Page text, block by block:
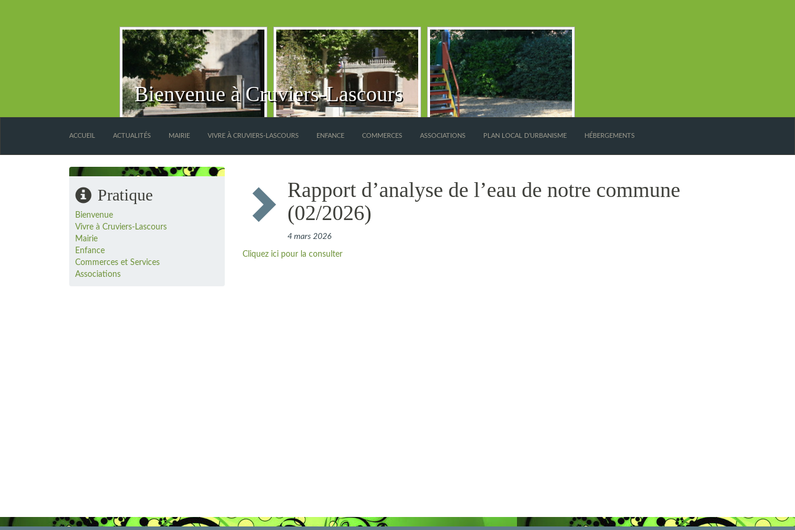
Bienvenue à Cruviers-Lascours
ACCUEIL ACTUALITÉS MAIRIE VIVRE À CRUVIERS-LASCOURS ENFANCE COMMERCES ASSOCIATIONS PLAN LOCAL D’URBANISME HÉBERGEMENTS
Rapport d’analyse de l’eau de notre commune
(02/2026)
4 mars 2026
Cliquez ici pour la consulter
Pratique
Bienvenue
Vivre à Cruviers-Lascours
Mairie
Enfance
Commerces et Services
Associations